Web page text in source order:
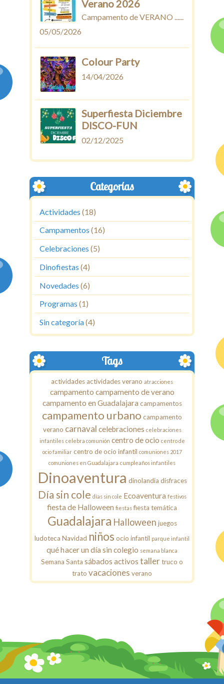
Verano 2026
Campamento de VERANO ......
05/05/2026
Colour Party
14/04/2026
Superfiesta Diciembre
DISCO-FUN
02/12/2025
Categorías
Actividades (18)
Campamentos (16)
Celebraciones (5)
Dinofiestas (4)
Novedades (6)
Programas (1)
Sin categoría(4)
Tags
actividades actividades verano atracciones
campamento campamento de verano
campamento en Guadalajara campamentos
campamento urbano campamento
verano carnaval celebraciones celebraciones
infantiles celebra comunión centro de ocio centro de
ocio familiar centro de ocio infantil comuniones 2017
comuniones en Guadalajara cumpleaños infantiles
Dinoaventura dinolandia disfraces
Día sin cole días sin cole Ecoaventura festivos
fiesta de Halloween fiestas fiesta temática
Guadalajara Halloween juegos
ludoteca Navidad niños ocio infantil parque infantil
qué hacer un día sin colegio semana blanca
Semana Santa sábados activos tallertruco o
trato vacaciones verano